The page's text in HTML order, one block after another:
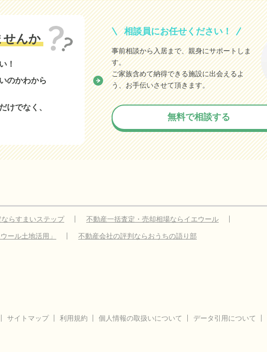
せんか
！
のかわから
けでなく、
相談員にお任せください！
事前相談から入居まで、親身にサポートしま
す。
ご家族含めて納得できる施設に出会えるよ
う、お手伝いさせて頂きます。
無料で相談する
らすまいステップ
不動産一括査定・売却相場ならイエウール
ール土地活用」
不動産会社の評判ならおうちの語り部
サイトマップ 利用規約 個人情報の取扱いについて データ引用について